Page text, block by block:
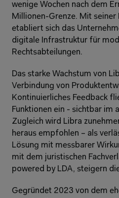
wenige Wochen nach dem
Millionen-Grenze. Mit
etabliert sich das
digitale Infrastruktur für
Rechtsabteilungen.
Das starke Wachstum von
Verbindung von
Kontinuierliches Feedback
Funktionen ein - sichtbar im
Zugleich wird Libra
heraus empfohlen – als
Lösung mit messbarer
mit dem juristischen
powered by LDA, steigern
Gegründet 2023 von dem